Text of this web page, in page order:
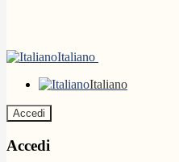
Italiano
Italiano
Accedi
Accedi